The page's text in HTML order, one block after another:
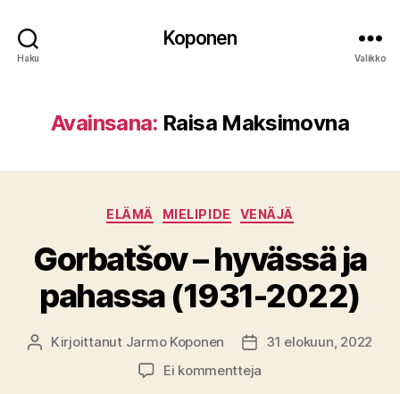
Haku
Koponen
Valikko
Avainsana: Raisa Maksimovna
Kategoriat
ELÄMÄ MIELIPIDE VENÄJÄ
Gorbatšov – hyvässä ja
pahassa (1931-2022)
Kirjoittaja
Kirjoittanut Jarmo Koponen Julkaisupäivämäärä
31 elokuun, 2022
Ei kommentteja